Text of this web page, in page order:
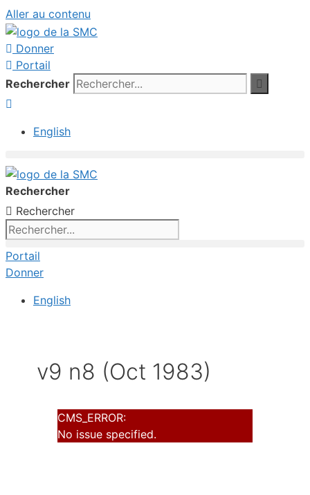
Aller au contenu
Donner
Portail
Rechercher
English
Rechercher
Rechercher
Portail
Donner
English
v9 n8 (Oct 1983)
CMS_ERROR:
No issue specified.